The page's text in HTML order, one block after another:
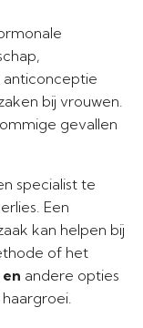
bij vrouwen.
gevallen
specialist te
Een
kan helpen bij
of het
andere opties